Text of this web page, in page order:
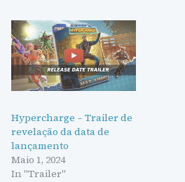
Hypercharge – Trailer de
revelação da data de
lançamento
Maio 1, 2024
In "Trailer"